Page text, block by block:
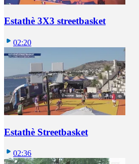
Estathè 3X3 streetbasket
02:20
Estathè Streetbasket
02:36